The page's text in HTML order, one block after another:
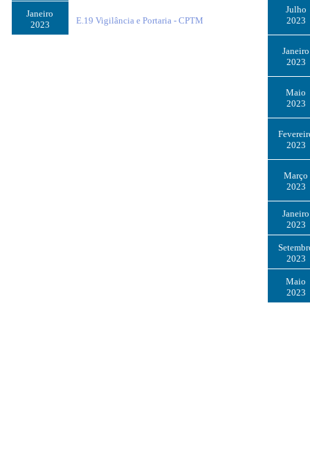
Janeiro
2023
E.19 Vigilância e Portaria - CPTM
Julho
2023
Janeiro
2023
Maio
2023
2023
Março
2023
Janeiro
2023
2023
Maio
2023